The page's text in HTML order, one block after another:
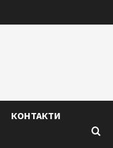
КОНТАКТИ